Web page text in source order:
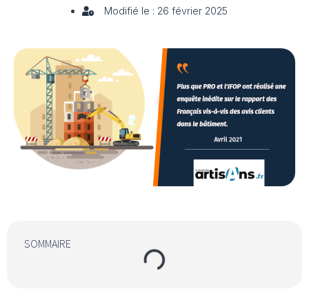
Modifié le : 26 février 2025
SOMMAIRE